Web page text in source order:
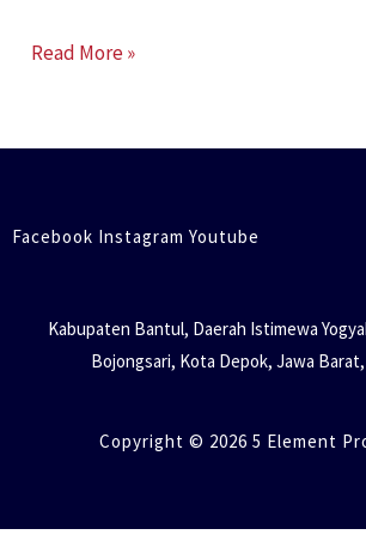
Read More »
Facebook Instagram Youtube
Kabupaten Bantul, Daerah Istimewa
Bojongsari, Kota Depok, Jawa
Copyright © 2026 5 Element